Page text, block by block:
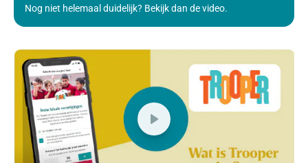
Nog niet helemaal duidelijk? Bekijk dan de video.